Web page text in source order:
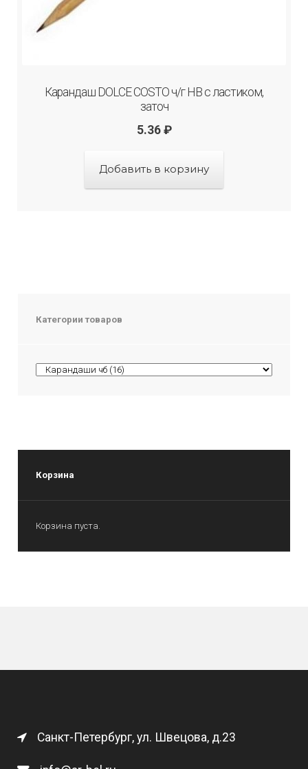
Карандаш DOLCE COSTO ч/г НВ с ластиком,
заточ
5.36 ₽
Добавить в корзину
Категории товаров
Корзина
Корзина пуста.
Санкт-Петербург, ул. Швецова, д.23